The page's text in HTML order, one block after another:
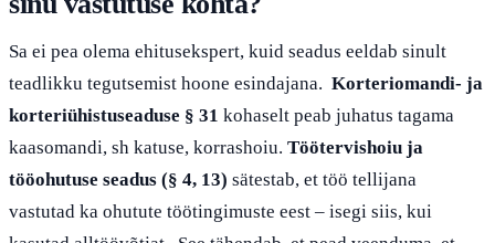
Sa ei pea olema ehitusekspert, kuid seadus eeldab sinult
teadlikku tegutsemist hoone esindajana. Korteriomandi- ja
korteriühistuseaduse § 31 kohaselt peab juhatus tagama
kaasomandi, sh katuse, korrashoiu. Töötervishoiu ja
tööohutuse seadus (§ 4, 13) sätestab, et töö tellijana
vastutad ka ohutute töötingimuste eest – isegi siis, kui